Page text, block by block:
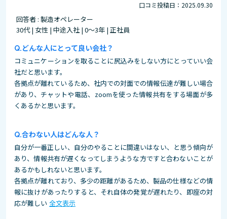
口コミ投稿日：2025.09.30
回答者 : 製造オペレーター
30代 | 女性 | 中途入社 | 0～3年 | 正社員
どんな人にとって良い会社？
コミュニケーションを取ることに尻込みをしない方にとっていい会
社だと思います。
各拠点が離れているため、社内での対面での情報伝達が難しい場合
があり、チャットや電話、zoomを使った情報共有をする場面が多
くあるかと思います。
合わない人はどんな人？
自分が一番正しい、自分のやることに間違いはない、と思う傾向が
あり、情報共有が遅くなってしまうような方ですと合わないことが
あるかもしれないと思います。
各拠点が離れており、多少の距離があるため、製品の仕様などの情
報に抜けがあったりすると、それ自体の発覚が遅れたり、即座の対
応が難しい 全文表示